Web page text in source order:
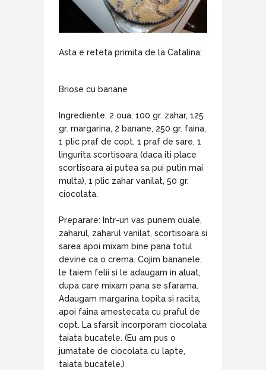
Asta e reteta primita de la Catalina:
Briose cu banane
Ingrediente: 2 oua, 100 gr. zahar, 125
gr. margarina, 2 banane, 250 gr. faina,
1 plic praf de copt, 1 praf de sare, 1
lingurita scortisoara (daca iti place
scortisoara ai putea sa pui putin mai
multa), 1 plic zahar vanilat, 50 gr.
ciocolata.
Preparare: Intr-un vas punem ouale,
zaharul, zaharul vanilat, scortisoara si
sarea apoi mixam bine pana totul
devine ca o crema. Cojim bananele,
le taiem felii si le adaugam in aluat,
dupa care mixam pana se sfarama.
Adaugam margarina topita si racita,
apoi faina amestecata cu praful de
copt. La sfarsit incorporam ciocolata
taiata bucatele. (Eu am pus o
jumatate de ciocolata cu lapte,
taiata bucatele.)